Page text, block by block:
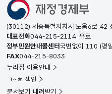
(30112) 세종특별자치시 도움6로 42
대표전화044-215-2114 유료
정부민원안내콜센터국번없이 110 (평
FAX044-215-8033
누리집 이용안내
ㄱ~ㅎ 색인
문서보기 내려받기